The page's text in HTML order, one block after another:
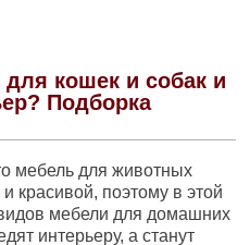
кошек и собак и
Подборка
мебель для животных
красивой, поэтому в этой
мебели для домашних
интерьеру, а станут